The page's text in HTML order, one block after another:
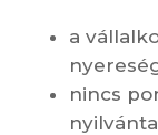
a
nincs